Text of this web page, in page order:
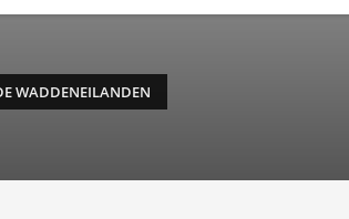
WADDENEILANDEN